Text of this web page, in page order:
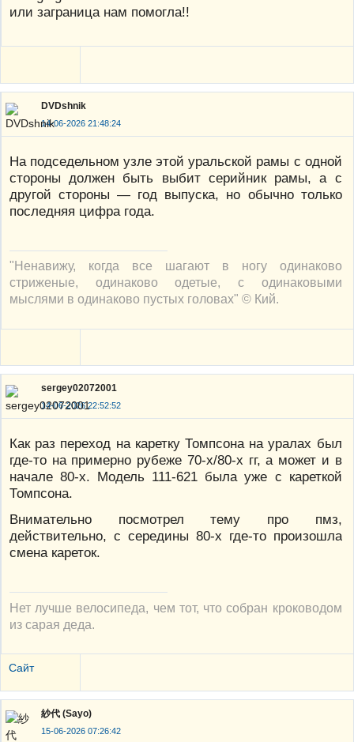
или заграница нам помогла!!
DVDshnik
14-06-2026 21:48:24
На подседельном узле этой уральской рамы с одной
стороны должен быть выбит серийник рамы, а с
другой стороны — год выпуска, но обычно только
последняя цифра года.
"Ненавижу, когда все шагают в ногу одинаково
стриженые, одинаково одетые, с одинаковыми
мыслями в одинаково пустых головах" © Кий.
sergey02072001
14-06-2026 22:52:52
Как раз переход на каретку Томпсона на уралах был
где-то на примерно рубеже 70-х/80-х гг, а может и в
начале 80-х. Модель 111-621 была уже с кареткой
Томпсона.
Внимательно посмотрел тему про пмз,
действительно, с середины 80-х где-то произошла
смена кареток.
Нет лучше велосипеда, чем тот, что собран кроководом
из сарая деда.
Сайт
紗代 (Sayo)
15-06-2026 07:26:42